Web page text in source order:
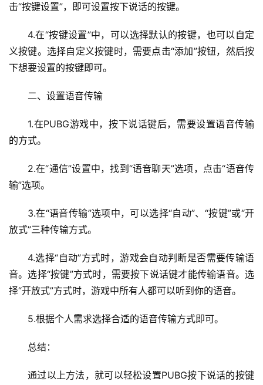
击“按键设置”，即可设置按下说话的按键。
4.在“按键设置”中，可以选择默认的按键，也可以自定
义按键。选择自定义按键时，需要点击“添加”按钮，然后按
下想要设置的按键即可。
二、设置语音传输
1.在PUBG游戏中，按下说话键后，需要设置语音传输
的方式。
2.在“通信”设置中，找到“语音聊天”选项，点击“语音传
输”选项。
3.在“语音传输”选项中，可以选择“自动”、“按键”或“开
放式”三种传输方式。
4.选择“自动”方式时，游戏会自动判断是否需要传输语
音。选择“按键”方式时，需要按下说话键才能传输语音。选
择“开放式”方式时，游戏中所有人都可以听到你的语音。
5.根据个人需求选择合适的语音传输方式即可。
总结：
通过以上方法，就可以轻松设置PUBG按下说话的按键